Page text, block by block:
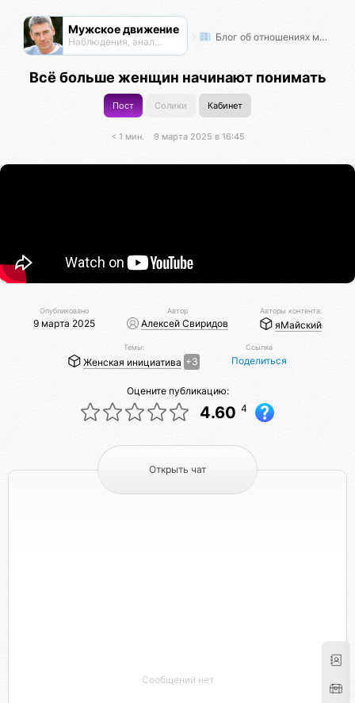
Мужское движение
Наблюдения, анализ, обсуждения Блог об отношениях мужчин и женщин
Всё больше женщин начинают понимать
Пост Солики Кабинет
< 1 мин. 9 марта 2025 в 16:45
Опубликовано
9 марта 2025
Автор
Алексей Свиридов
Авторы контента:
яМайский
Темы:
Женская инициатива +3
Ссылка
Поделиться
Оцените публикацию:
4.60 4
Открыть чат
Сообщений нет